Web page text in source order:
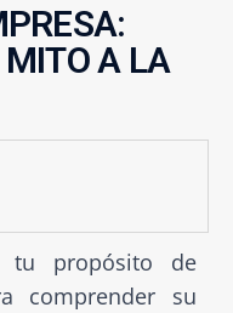
MITO A LA
tu propósito de
comprender su